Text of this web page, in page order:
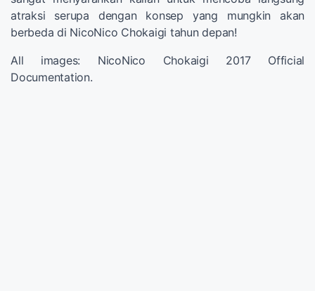
atraksi serupa dengan konsep yang mungkin akan
berbeda di NicoNico Chokaigi tahun depan!
All images: NicoNico Chokaigi 2017 Official
Documentation.